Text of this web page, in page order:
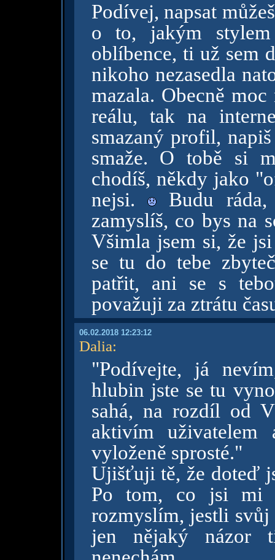
Podívej, napsat
o to, jakým
oblíbence, ti už sem
nikoho nezasedla
mazala. Obecně
reálu, tak na
smazaný profil,
smaže. O tobě si
chodíš, někdy jako
nejsi.
Budu ráda,
zamyslíš, co bys na
Všimla jsem si, že
se tu do tebe
patřit, ani se s
považuji za ztrátu
06.02.2018 12:23:12
Dalia:
"Podívejte, já
hlubin jste se tu
sahá, na rozdíl od
aktivím uživatelem
vyloženě sprosté."
Ujišťuji tě, že doteď
Po tom, co jsi mi
rozmyslím, jestli svůj
jen nějaký názor